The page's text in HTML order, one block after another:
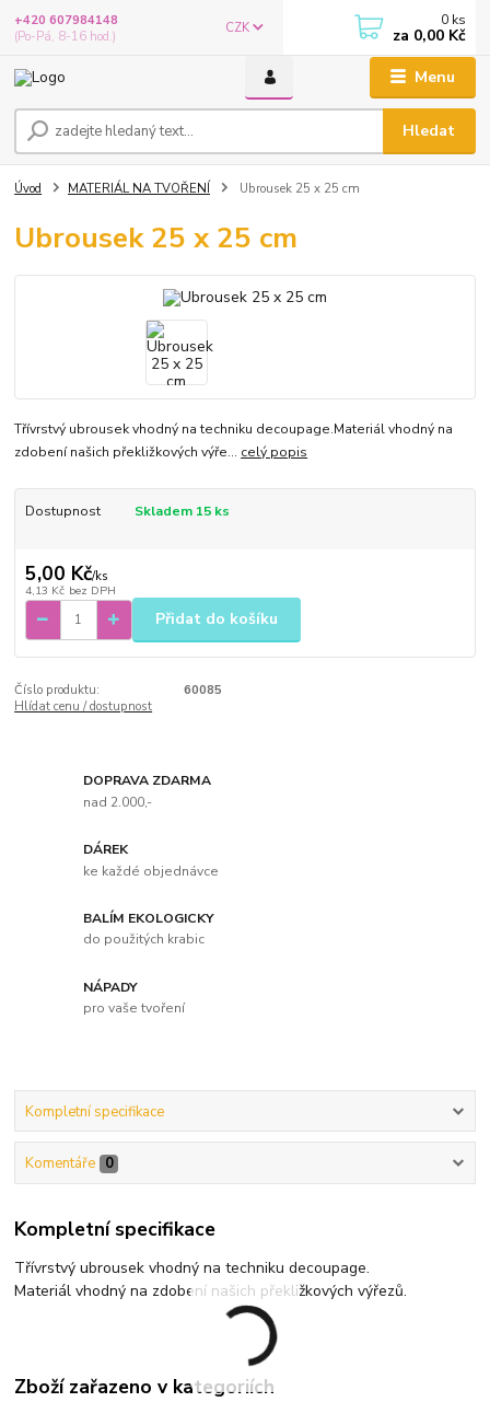
Menu
CZK
Hledat
+420 607984148
(Po-Pá, 8-16 hod.)
0 ks
za 0,00 Kč
Úvod MATERIÁL NA TVOŘENÍ Ubrousek 25 x 25 cm
Ubrousek 25 x 25 cm
Třívrstvý ubrousek vhodný na techniku decoupage.Materiál vhodný na
zdobení našich překližkových výře... celý popis
Dostupnost Skladem 15 ks
5,00 Kč/ks
4,13 Kč bez DPH
Přidat do košíku
Číslo produktu:
60085
Hlídat cenu / dostupnost
DOPRAVA ZDARMA
nad 2.000,-
DÁREK
ke každé objednávce
BALÍM EKOLOGICKY
do použitých krabic
NÁPADY
pro vaše tvoření
Kompletní specifikace
Komentáře 0
Kompletní specifikace
Třívrstvý ubrousek vhodný na techniku decoupage.
Materiál vhodný na zdobení našich překližkových výřezů.
Zboží zařazeno v kategoriích